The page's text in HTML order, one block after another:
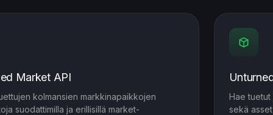
Market API
kolmansien markkinapaikkojen
suodattimilla ja erillisillä market-
Hae tuetut
sekä